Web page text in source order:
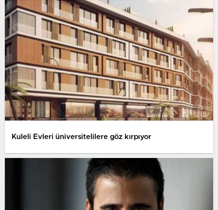
Kuleli Evleri üniversitelilere göz kırpıyor